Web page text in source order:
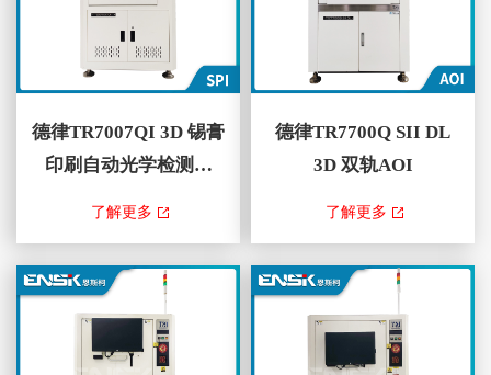
德律TR7007QI 3D 锡膏
印刷自动光学检测机
TR7007QI SPI基于较新的3D投
了行业领先的检测精度。在线检
测系统自动优化检测路线以获得
最佳性能，TRI的创新SmartWarp
系统可补偿检测过程中的任何电
了解更多
德律TR7700Q SII DL
3D 双轨AOI
TR7700Q SII DL 3D双轨AOI ，
习、灵活检测演算法和量测功
能，可针对智能工厂应用进行精
确的测量和数据交换。 此外，
透过TR7700Q SII走停式取像技
了解更多